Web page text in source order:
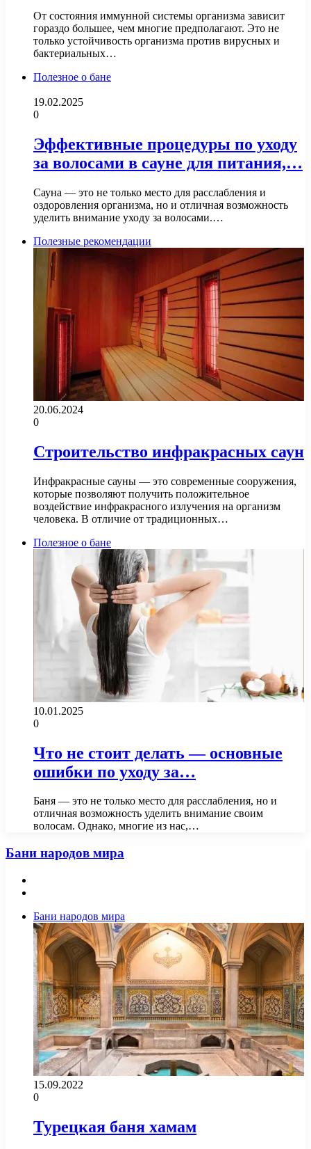
От состояния иммунной системы организма зависит
гораздо большее, чем многие предполагают. Это не
только устойчивость организма против вирусных и
бактериальных…
Полезное о бане
19.02.2025
0
Эффективные процедуры по уходу
за волосами в сауне для питания,…
Сауна — это не только место для расслабления и
оздоровления организма, но и отличная возможность
уделить внимание уходу за волосами.…
Полезные рекомендации
20.06.2024
0
Строительство инфракрасных саун
Инфракрасные сауны — это современные сооружения,
которые позволяют получить положительное
воздействие инфракрасного излучения на организм
человека. В отличие от традиционных…
Полезное о бане
10.01.2025
0
Что не стоит делать — основные
ошибки по уходу за…
Баня — это не только место для расслабления, но и
отличная возможность уделить внимание своим
волосам. Однако, многие из нас,…
Бани народов мира
Бани народов мира
15.09.2022
0
Турецкая баня хамам